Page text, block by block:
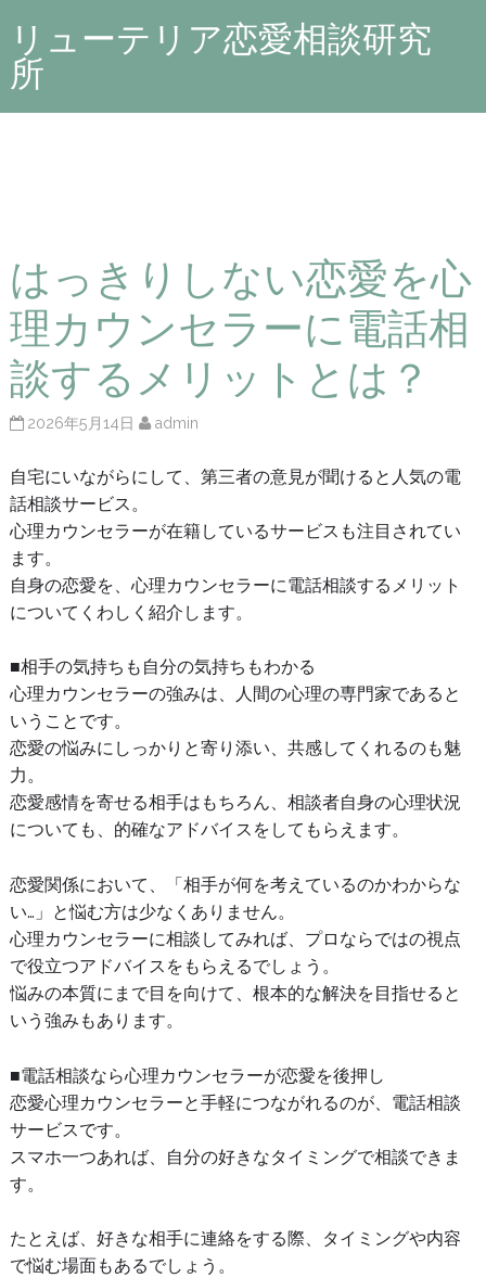
リューテリア恋愛相談研究
所
はっきりしない恋愛を心
理カウンセラーに電話相
談するメリットとは？
2026年5月14日 admin
自宅にいながらにして、第三者の意見が聞けると人気の電
話相談サービス。
心理カウンセラーが在籍しているサービスも注目されてい
ます。
自身の恋愛を、心理カウンセラーに電話相談するメリット
についてくわしく紹介します。
■相手の気持ちも自分の気持ちもわかる
心理カウンセラーの強みは、人間の心理の専門家であると
いうことです。
恋愛の悩みにしっかりと寄り添い、共感してくれるのも魅
力。
恋愛感情を寄せる相手はもちろん、相談者自身の心理状況
についても、的確なアドバイスをしてもらえます。
恋愛関係において、「相手が何を考えているのかわからな
い…」と悩む方は少なくありません。
心理カウンセラーに相談してみれば、プロならではの視点
で役立つアドバイスをもらえるでしょう。
悩みの本質にまで目を向けて、根本的な解決を目指せると
いう強みもあります。
■電話相談なら心理カウンセラーが恋愛を後押し
恋愛心理カウンセラーと手軽につながれるのが、電話相談
サービスです。
スマホ一つあれば、自分の好きなタイミングで相談できま
す。
たとえば、好きな相手に連絡をする際、タイミングや内容
で悩む場面もあるでしょう。